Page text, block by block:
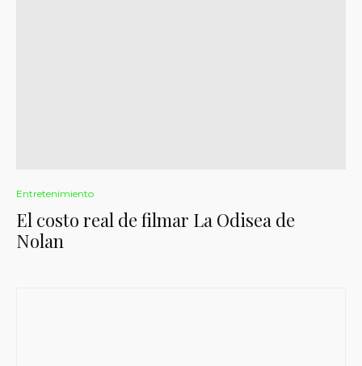
Entretenimiento
El costo real de filmar La Odisea de
Nolan